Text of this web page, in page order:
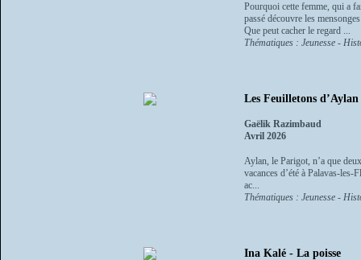
Pourquoi cette femme, qui a
passé découvre les
Que peut cacher le regard ...
Thématiques : Jeunesse -
Les Feuilletons
Gaëlik Razimbaud
Avril 2026
Aylan, le Parigot, n’a que
vacances d’été à Palavas-
ac...
Thématiques : Jeunesse -
Ina Kalé - La poisse